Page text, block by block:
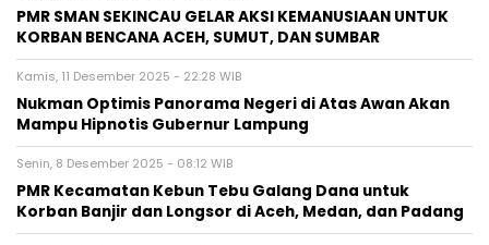
PMR SMAN SEKINCAU GELAR AKSI KEMANUSIAAN UNTUK
KORBAN BENCANA ACEH, SUMUT, DAN SUMBAR
Kamis, 11 Desember 2025 - 22:28 WIB
Nukman Optimis Panorama Negeri di Atas Awan Akan
Mampu Hipnotis Gubernur Lampung
Senin, 8 Desember 2025 - 08:12 WIB
PMR Kecamatan Kebun Tebu Galang Dana untuk
Korban Banjir dan Longsor di Aceh, Medan, dan Padang